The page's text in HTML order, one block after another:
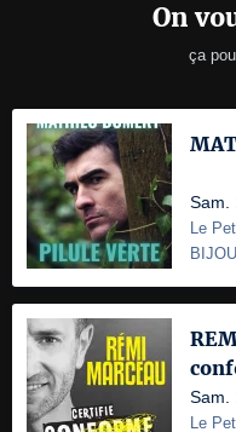
On
ça
Sam.
Le
BIJOU
Sam.
Le